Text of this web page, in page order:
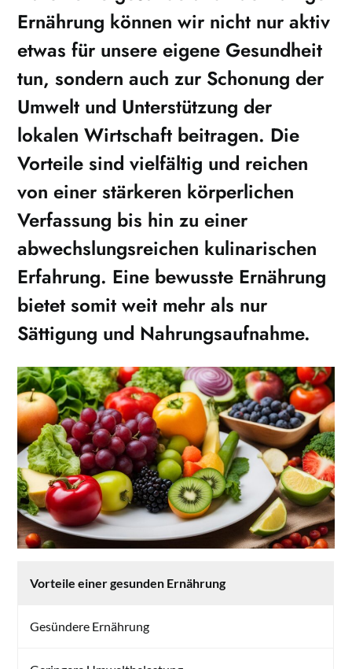
Ernährung können wir nicht nur aktiv
etwas für unsere eigene Gesundheit
tun, sondern auch zur Schonung der
Umwelt und Unterstützung der
lokalen Wirtschaft beitragen. Die
Vorteile sind vielfältig und reichen
von einer stärkeren körperlichen
Verfassung bis hin zu einer
abwechslungsreichen kulinarischen
Erfahrung. Eine bewusste Ernährung
bietet somit weit mehr als nur
Sättigung und Nahrungsaufnahme.
Vorteile einer gesunden Ernährung
Gesündere Ernährung